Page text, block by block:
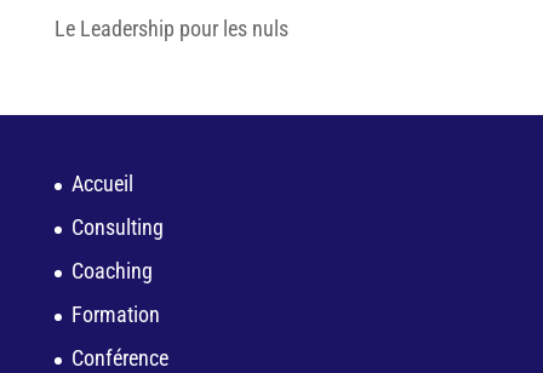
Le Leadership pour les nuls
Accueil
Consulting
Coaching
Formation
Conférence